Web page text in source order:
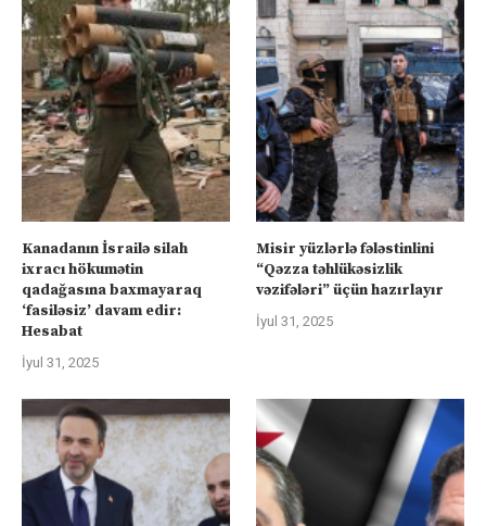
Kanadanın İsrailə silah
ixracı hökumətin
qadağasına baxmayaraq
‘fasiləsiz’ davam edir:
Hesabat
İyul 31, 2025
Misir yüzlərlə fələstinlini
“Qəzza təhlükəsizlik
vəzifələri” üçün hazırlayır
İyul 31, 2025